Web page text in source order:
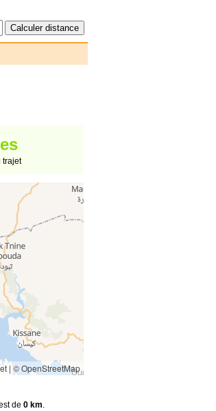
trajet
|© OpenStreetMap
de 0 km.